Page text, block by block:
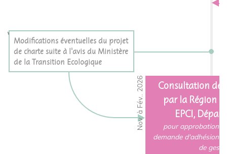
Modifications éventuelles du projet
de charte suite à l'avis du Ministère
de la Transition Ecologique
Nov. à Fév.. 2026
Consultation
par la Région
EPCI,
pour approbation
demande d'adhésion
de